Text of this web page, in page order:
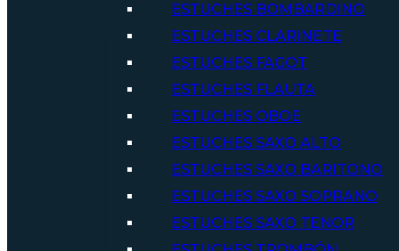
ESTUCHES BOMBARDINO
ESTUCHES CLARINETE
ESTUCHES FAGOT
ESTUCHES FLAUTA
ESTUCHES OBOE
ESTUCHES SAXO ALTO
ESTUCHES SAXO BARITONO
ESTUCHES SAXO SOPRANO
ESTUCHES SAXO TENOR